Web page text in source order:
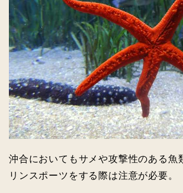
沖合においてもサメや攻撃性のある魚
リンスポーツをする際は注意が必要。